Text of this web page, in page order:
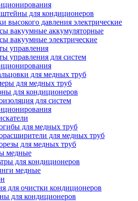
для кондиционеров
высокого давления электрические
вакуумные аккумуляторные
вакуумные электрические
управления
управления для систем
для медных труб
для медных труб
для кондиционеров
для систем
для медных труб
для медных труб
для медных труб
медные
для кондиционеров
медные
для очистки кондиционеров
для кондиционеров